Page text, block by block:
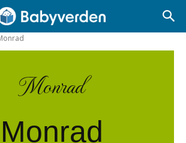
Monrad
Monrad